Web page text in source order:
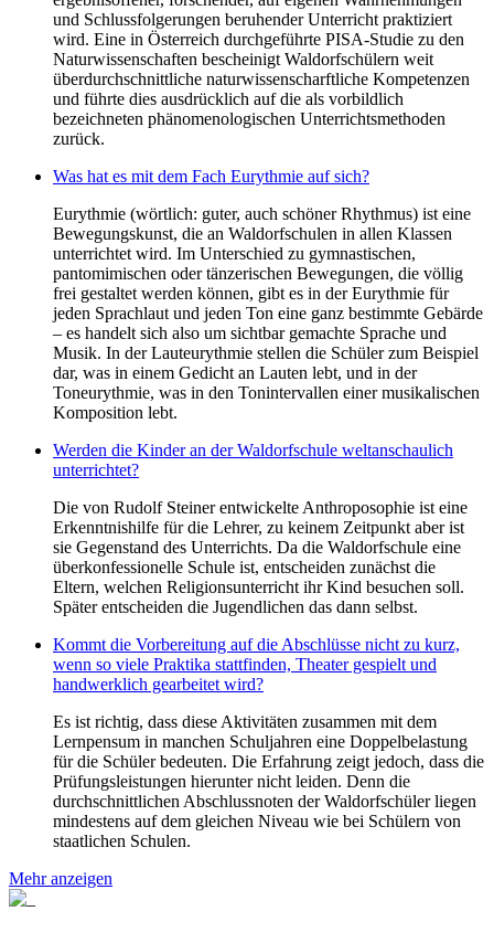
und Schlussfolgerungen beruhender Unterricht praktiziert
wird. Eine in Österreich durchgeführte PISA-Studie zu den
Naturwissenschaften bescheinigt Waldorfschülern weit
überdurchschnittliche naturwissenscharftliche Kompetenzen
und führte dies ausdrücklich auf die als vorbildlich
bezeichneten phänomenologischen Unterrichtsmethoden
zurück.
Was hat es mit dem Fach Eurythmie auf sich?
Eurythmie (wörtlich: guter, auch schöner Rhythmus) ist eine
Bewegungskunst, die an Waldorfschulen in allen Klassen
unterrichtet wird. Im Unterschied zu gymnastischen,
pantomimischen oder tänzerischen Bewegungen, die völlig
frei gestaltet werden können, gibt es in der Eurythmie für
jeden Sprachlaut und jeden Ton eine ganz bestimmte Gebärde
– es handelt sich also um sichtbar gemachte Sprache und
Musik. In der Lauteurythmie stellen die Schüler zum Beispiel
dar, was in einem Gedicht an Lauten lebt, und in der
Toneurythmie, was in den Tonintervallen einer musikalischen
Komposition lebt.
Werden die Kinder an der Waldorfschule weltanschaulich
unterrichtet?
Die von Rudolf Steiner entwickelte Anthroposophie ist eine
Erkenntnishilfe für die Lehrer, zu keinem Zeitpunkt aber ist
sie Gegenstand des Unterrichts. Da die Waldorfschule eine
überkonfessionelle Schule ist, entscheiden zunächst die
Eltern, welchen Religionsunterricht ihr Kind besuchen soll.
Später entscheiden die Jugendlichen das dann selbst.
Kommt die Vorbereitung auf die Abschlüsse nicht zu kurz,
wenn so viele Praktika stattfinden, Theater gespielt und
handwerklich gearbeitet wird?
Es ist richtig, dass diese Aktivitäten zusammen mit dem
Lernpensum in manchen Schuljahren eine Doppelbelastung
für die Schüler bedeuten. Die Erfahrung zeigt jedoch, dass die
Prüfungsleistungen hierunter nicht leiden. Denn die
durchschnittlichen Abschlussnoten der Waldorfschüler liegen
mindestens auf dem gleichen Niveau wie bei Schülern von
staatlichen Schulen.
Mehr anzeigen